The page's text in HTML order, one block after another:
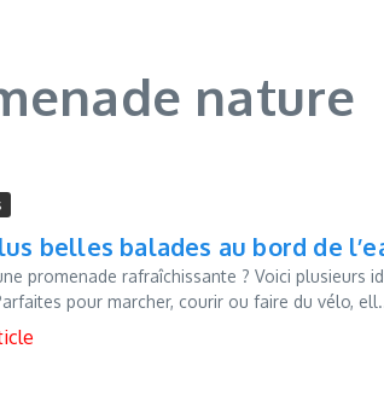
nature
belles balades au bord de
promenade rafraîchissante ? Voici
pour marcher, courir ou faire du vélo,